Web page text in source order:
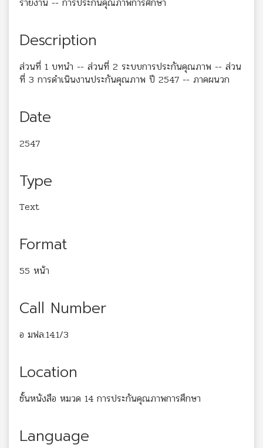
Description
ส่วนที่ 1 บทนำ -- ส่วนที่ 2 ระบบการประกันคุณภาพ -- ส่วน
ที่ 3 การดำเนินงานประกันคุณภาพ ปี 2547 -- ภาคผนวก
Date
2547
Type
Text
Format
55 หน้า
Call Number
อ มฟล.14.1/3
Location
ชั้นหนังสือ หมวด 14 การประกันคุณภาพการศึกษา
Language